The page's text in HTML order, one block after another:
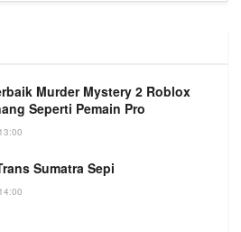
Murder Mystery 2 Roblox
Seperti Pemain Pro
Sumatra Sepi